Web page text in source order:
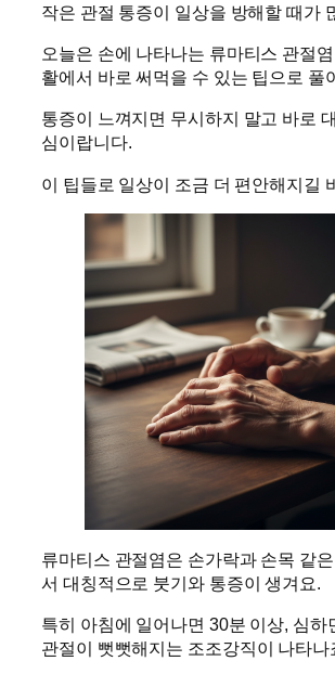
작은 관절 통증이 일상을 방해할 때가
오늘은 손에 나타나는 류마티스 관절
활에서 바로 써먹을 수 있는 팁으로 풀
통증이 느껴지면 무시하지 말고 바로
심이랍니다.
이 팁들로 일상이 조금 더 편안해지길
류마티스 관절염은 손가락과 손목 같
서 대칭적으로 붓기와 통증이 생겨요.
특히 아침에 일어나면 30분 이상, 심하
관절이 뻣뻣해지는 조조강직이 나타나